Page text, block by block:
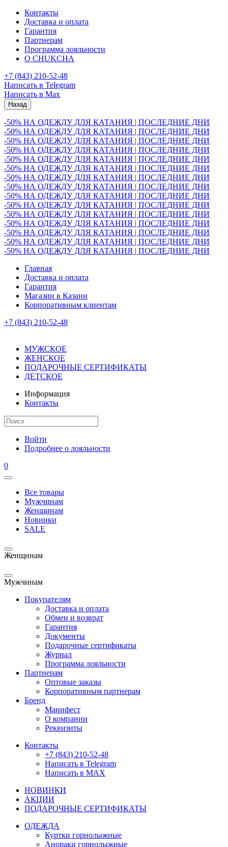
Контакты
Доставка и оплата
Гарантия
Партнерам
Программа лояльности
О CHUKCHA
+7 (843) 210-52-48
Написать в Telegram
Написать в Max
Назад
-50% НА ОДЕЖДУ ДЛЯ КАТАНИЯ | ПОСЛЕДНИЕ ДНИ
-50% НА ОДЕЖДУ ДЛЯ КАТАНИЯ | ПОСЛЕДНИЕ ДНИ
-50% НА ОДЕЖДУ ДЛЯ КАТАНИЯ | ПОСЛЕДНИЕ ДНИ
-50% НА ОДЕЖДУ ДЛЯ КАТАНИЯ | ПОСЛЕДНИЕ ДНИ
-50% НА ОДЕЖДУ ДЛЯ КАТАНИЯ | ПОСЛЕДНИЕ ДНИ
-50% НА ОДЕЖДУ ДЛЯ КАТАНИЯ | ПОСЛЕДНИЕ ДНИ
-50% НА ОДЕЖДУ ДЛЯ КАТАНИЯ | ПОСЛЕДНИЕ ДНИ
-50% НА ОДЕЖДУ ДЛЯ КАТАНИЯ | ПОСЛЕДНИЕ ДНИ
-50% НА ОДЕЖДУ ДЛЯ КАТАНИЯ | ПОСЛЕДНИЕ ДНИ
-50% НА ОДЕЖДУ ДЛЯ КАТАНИЯ | ПОСЛЕДНИЕ ДНИ
-50% НА ОДЕЖДУ ДЛЯ КАТАНИЯ | ПОСЛЕДНИЕ ДНИ
-50% НА ОДЕЖДУ ДЛЯ КАТАНИЯ | ПОСЛЕДНИЕ ДНИ
-50% НА ОДЕЖДУ ДЛЯ КАТАНИЯ | ПОСЛЕДНИЕ ДНИ
-50% НА ОДЕЖДУ ДЛЯ КАТАНИЯ | ПОСЛЕДНИЕ ДНИ
-50% НА ОДЕЖДУ ДЛЯ КАТАНИЯ | ПОСЛЕДНИЕ ДНИ
Главная
Доставка и оплата
Гарантия
Магазин в Казани
Корпоративным клиентам
+7 (843) 210-52-48
МУЖСКОЕ
ЖЕНСКОЕ
ПОДАРОЧНЫЕ СЕРТИФИКАТЫ
ДЕТСКОЕ
Информация
Контакты
Войти
Подробнее о лояльности
0
Все товары
Мужчинам
Женщинам
Новинки
SALE
Женщинам
Мужчинам
Покупателям
Доставка и оплата
Обмен и возврат
Гарантия
Документы
Подарочные сертификаты
Журнал
Программа лояльности
Партнерам
Оптовые заказы
Корпоративным партнерам
Бренд
Манифест
О компании
Реквизиты
Контакты
+7 (843) 210-52-48
Написать в Telegram
Написать в MAX
НОВИНКИ
АКЦИИ
ПОДАРОЧНЫЕ СЕРТИФИКАТЫ
ОДЕЖДА
Куртки горнолыжные
Анораки горнолыжные